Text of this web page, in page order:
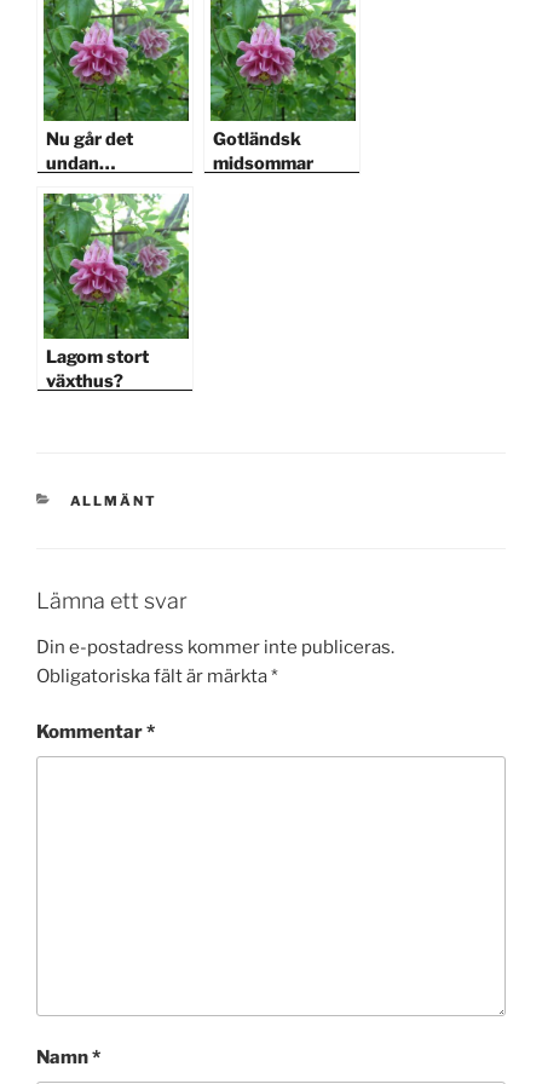
Nu går det
undan…
Gotländsk
midsommar
Lagom stort
växthus?
KATEGORIER
ALLMÄNT
Lämna ett svar
Din e-postadress kommer inte publiceras.
Obligatoriska fält är märkta*
Kommentar*
Namn*